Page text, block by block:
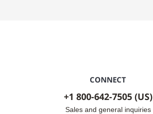
CONNECT
+1 800-642-7505 (US)
Sales and general inquiries